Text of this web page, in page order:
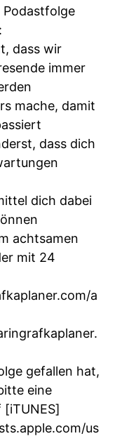
dass wir
immer
mache, damit
dass dich
dich dabei
achtsamen
mit 24
a
gefallen hat,
eine
us